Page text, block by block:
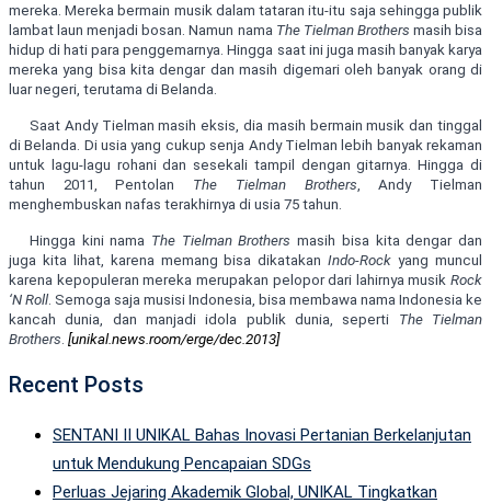
mereka. Mereka bermain musik dalam tataran itu-itu saja sehingga publik
lambat laun menjadi bosan. Namun nama The Tielman Brothers masih bisa
hidup di hati para penggemarnya. Hingga saat ini juga masih banyak karya
mereka yang bisa kita dengar dan masih digemari oleh banyak orang di
luar negeri, terutama di Belanda.
Saat Andy Tielman masih eksis, dia masih bermain musik dan tinggal
di Belanda. Di usia yang cukup senja Andy Tielman lebih banyak rekaman
untuk lagu-lagu rohani dan sesekali tampil dengan gitarnya. Hingga di
tahun 2011, Pentolan The Tielman Brothers , Andy Tielman
menghembuskan nafas terakhirnya di usia 75 tahun.
Hingga kini nama The Tielman Brothers masih bisa kita dengar dan
juga kita lihat, karena memang bisa dikatakanIndo-Rock yang muncul
karena kepopuleran mereka merupakan pelopor dari lahirnya musik Rock
‘N Roll. Semoga saja musisi Indonesia, bisa membawa nama Indonesia ke
kancah dunia, dan manjadi idola publik dunia, seperti The Tielman
Brothers [unikal.news.room/erge/dec.2013]
Recent Posts
SENTANI II UNIKAL Bahas Inovasi Pertanian Berkelanjutan
untuk Mendukung Pencapaian SDGs
Perluas Jejaring Akademik Global, UNIKAL Tingkatkan